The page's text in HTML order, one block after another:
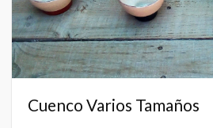
Cuenco Varios Tamaños